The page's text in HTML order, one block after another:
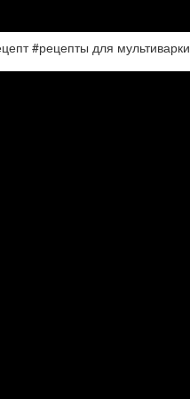
#рецепты для мультиварки